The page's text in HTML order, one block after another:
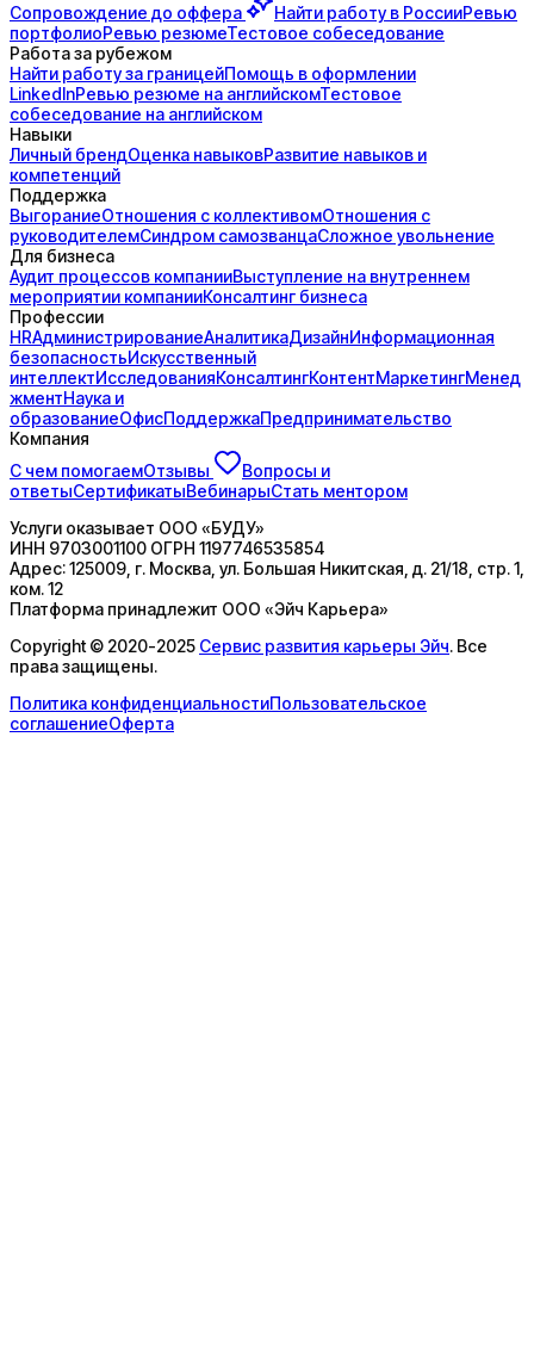
Сопровождение до оффера Найти работу в РоссииРевью
портфолиоРевью резюмеТестовое собеседование
Работа за рубежом
Найти работу за границейПомощь в оформлении
LinkedInРевью резюме на английскомТестовое
собеседование на английском
Навыки
Личный брендОценка навыковРазвитие навыков и
компетенций
Поддержка
ВыгораниеОтношения с коллективомОтношения с
руководителемСиндром самозванцаСложное увольнение
Для бизнеса
Аудит процессов компанииВыступление на внутреннем
мероприятии компанииКонсалтинг бизнеса
Профессии
HRАдминистрированиеАналитикаДизайнИнформационная
безопасностьИскусственный
интеллектИсследованияКонсалтингКонтентМаркетингМенед
жментНаука и
образованиеОфисПоддержкаПредпринимательство
Компания
С чем помогаемОтзывы
Вопросы и
ответыСертификатыВебинарыСтать ментором
Услуги оказывает ООО «БУДУ»
ИНН 9703001100 ОГРН 1197746535854
Адрес:125009, г. Москва, ул. Большая Никитская, д. 21/18, стр. 1,
ком. 12
Платформа принадлежит ООО «Эйч Карьера»
Copyright © 2020-2025 Сервис развития карьеры Эйч. Все
права защищены.
Политика конфиденциальностиПользовательское
соглашениеОферта